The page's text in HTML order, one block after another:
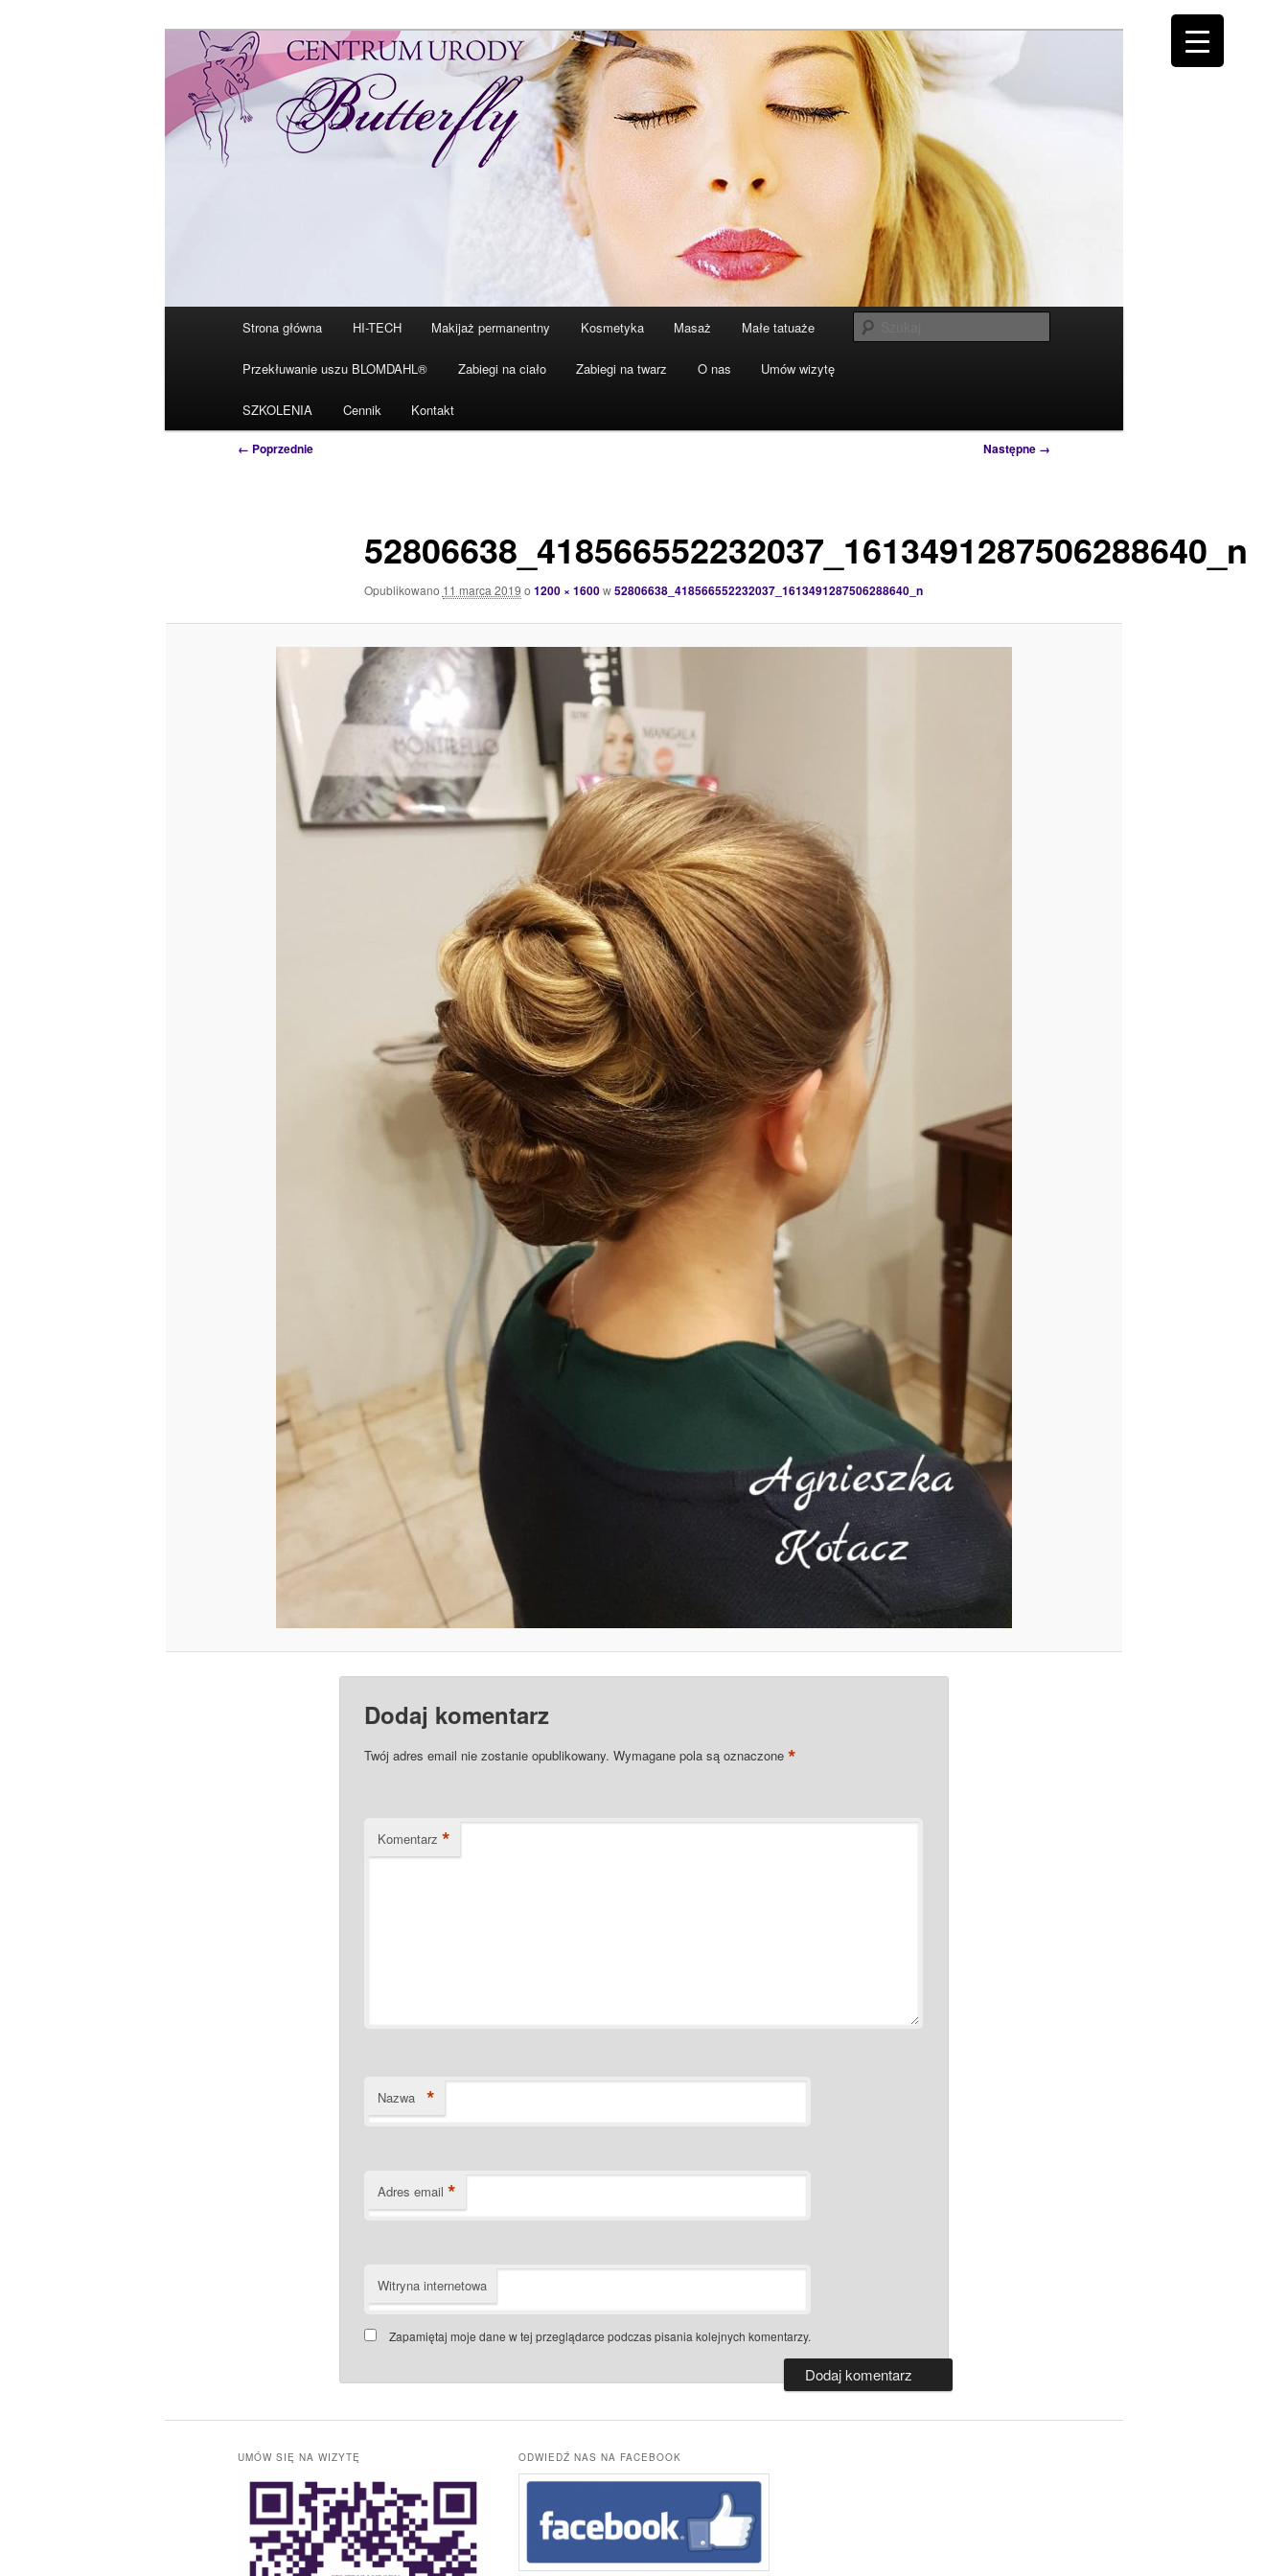
Centrum Urody Butterfly – Katowice
Tylko od Ciebie zależy kiedy zaczniesz o siebie dbać. Przyjdź a my Ci w tym pomożemy…
Strona główna HI-TECH Makijaż permanentny Kosmetyka Masaż Małe tatuaże
Przekłuwanie uszu BLOMDAHL® Zabiegi na ciało Zabiegi na twarz O nas Umów wizytę
SZKOLENIA Cennik Kontakt
Nawigacja
← Poprzednie Następne →
52806638_418566552232037_1613491287506288640_n
Opublikowano 11 marca 2019 o 1200 × 1600w52806638_418566552232037_1613491287506288640_n
Dodaj komentarz
Twój adres email nie zostanie opublikowany. Wymagane pola są oznaczone *
Komentarz *
Nazwa *
Adres email *
Witryna internetowa
Zapamiętaj moje dane w tej przeglądarce podczas pisania kolejnych komentarzy.
UMÓW SIĘ NA WIZYTĘ ODWIEDŹ NAS NA FACEBOOK